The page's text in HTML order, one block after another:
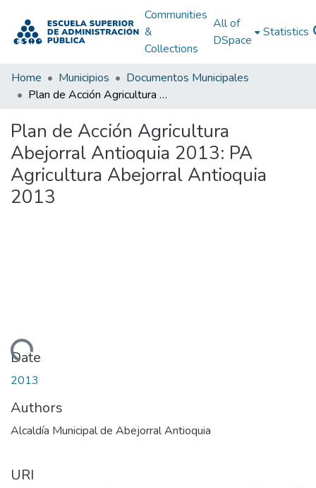
Communities
&
Collections
All of
DSpace
Statistics
Home Municipios
Documentos Municipales
Plan de Acción Agricultura Abejorral Antioquia 2013: PA Agricultura Abejorral Antioquia 2013
Plan de Acción Agricultura
Abejorral Antioquia 2013: PA
Agricultura Abejorral Antioquia
2013
Loading...
Date
2013
Authors
Alcaldía Municipal de Abejorral Antioquia
URI